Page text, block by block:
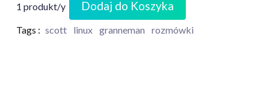
1 produkt/y Dodaj do Koszyka
Tags : scott linux granneman rozmówki